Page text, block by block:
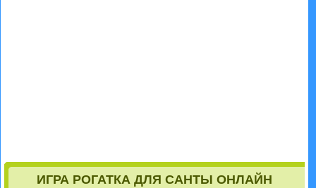
ИГРА РОГАТКА ДЛЯ САНТЫ ОНЛАЙН